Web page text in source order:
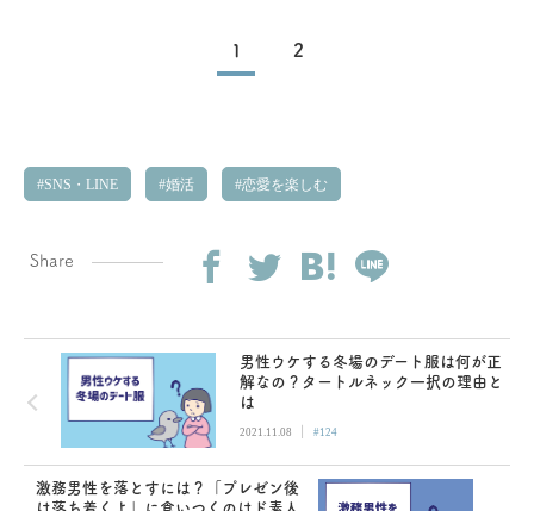
1 2
SNS・LINE 婚活 恋愛を楽しむ
Share
男性ウケする冬場のデート服は何が正
解なの？タートルネック一択の理由と
は
2021.11.08 | #124
激務男性を落とすには？「プレゼン後
は落ち着くよ」に食いつくのはド素人